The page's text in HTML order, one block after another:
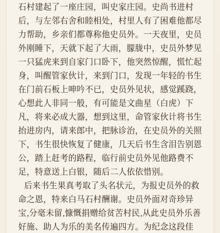
石村建起了一座庄园，叫史家庄园。史尚书进村
后，与左邻右舍和睦相处，村里人有了困难他都尽
力帮助，乡亲们都尊称他史员外。一天夜里，史员
外刚睡下，天就下起了大雨，朦胧中，史员外梦见
一只猛虎来到自家门口卧下，他突然惊醒，慌忙起
身，叫醒管家伙计，来到门口，发现一年轻的书生
在门前石板上呻吟不已，史员外见状，感觉蹊跷，
心想此人非同一般，有可能是文曲星（白虎）下
凡，将来必成大器，想到这里，命管家伙计将书生
抬进房内，请来郎中，把脉诊治，在史员外的关照
下，书生很快恢复了健康，几天后书生含泪告别恩
公，踏上赶考的路程，临行前史员外见他路费不
足，特意送上白银，随后二人依依惜别。
命之恩，特来白马石村酬谢。史员外面对奇珍异
宝,分毫未留,慷慨捐赠给贫苦村民,从此史员外乐善
好施、助人为乐的美名传遍四方。为纪念这段佳